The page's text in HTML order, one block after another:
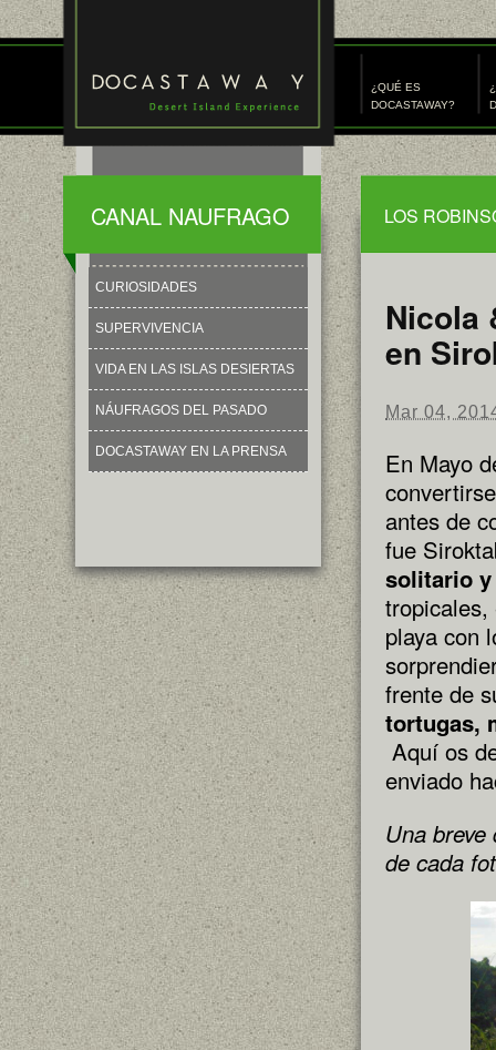
¿QUÉ ES
DOCASTAWAY?
LOS
Nicola
en
Mar 04,
En Mayo
antes de
fue
solitario
tropicales,
playa con
frente de
tortugas,
Aquí os
enviado
Una
de cada
CANAL NAUFRAGO
CURIOSIDADES
SUPERVIVENCIA
VIDA EN LAS ISLAS DESIERTAS
NÁUFRAGOS DEL PASADO
DOCASTAWAY EN LA PRENSA